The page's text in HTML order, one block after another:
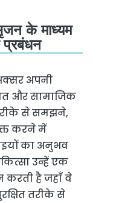
के माध्यम
अपनी
और सामाजिक
से समझने,
करने में
का अनुभव
उन्हें एक
करती है जहाँ वे
तरीके से